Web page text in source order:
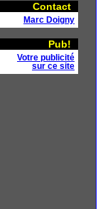
Contact
Marc Doigny
Pub!
Votre publicité
sur ce site